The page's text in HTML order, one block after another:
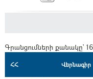
Գրանցումների քանակը`
ՀՀ Վերնագիր